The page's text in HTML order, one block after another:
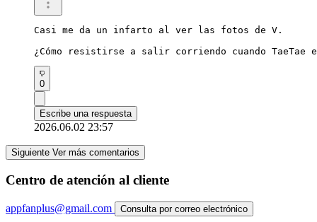
Casi me da un infarto al ver las fotos de V.
¿Cómo resistirse a salir corriendo cuando TaeTae
0
Escribe una respuesta
2026.06.02 23:57
Siguiente Ver más comentarios
Centro de atención al cliente
appfanplus@gmail.com Consulta por correo electrónico